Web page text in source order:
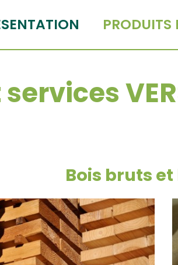
PRODUITS
Bois bruts